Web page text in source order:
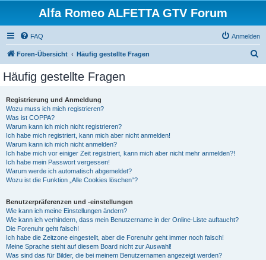
Alfa Romeo ALFETTA GTV Forum
FAQ Anmelden
Foren-Übersicht Häufig gestellte Fragen
Häufig gestellte Fragen
Registrierung und Anmeldung
Wozu muss ich mich registrieren?
Was ist COPPA?
Warum kann ich mich nicht registrieren?
Ich habe mich registriert, kann mich aber nicht anmelden!
Warum kann ich mich nicht anmelden?
Ich habe mich vor einiger Zeit registriert, kann mich aber nicht mehr anmelden?!
Ich habe mein Passwort vergessen!
Warum werde ich automatisch abgemeldet?
Wozu ist die Funktion „Alle Cookies löschen“?
Benutzerpräferenzen und -einstellungen
Wie kann ich meine Einstellungen ändern?
Wie kann ich verhindern, dass mein Benutzername in der Online-Liste auftaucht?
Die Forenuhr geht falsch!
Ich habe die Zeitzone eingestellt, aber die Forenuhr geht immer noch falsch!
Meine Sprache steht auf diesem Board nicht zur Auswahl!
Was sind das für Bilder, die bei meinem Benutzernamen angezeigt werden?